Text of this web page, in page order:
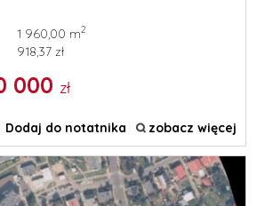
1 960,00 m2
918,37 zł
000 zł
Dodaj do notatnika zobacz więcej